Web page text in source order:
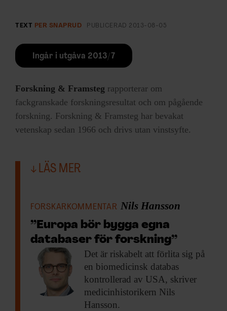
TEXT PER SNAPRUD PUBLICERAD 2013-08-05
Ingår i utgåva 2013/7
Forskning & Framsteg rapporterar om
fackgranskade forskningsresultat och om pågående
forskning. Forskning & Framsteg har bevakat
vetenskap sedan 1966 och drivs utan vinstsyfte.
LÄS MER
FORSKARKOMMENTAR Nils Hansson
”Europa bör bygga egna
databaser för forskning”
Det är riskabelt att förlita sig på
en biomedicinsk databas
kontrollerad av USA, skriver
medicinhistorikern Nils
Hansson.